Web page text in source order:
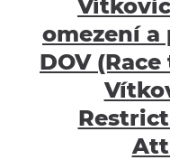
Home Kalendář
VÍTKOVIC V DOBĚ
Atraktivity
Bolt Tower
Velký svět
Malý svět
omezení
DOV